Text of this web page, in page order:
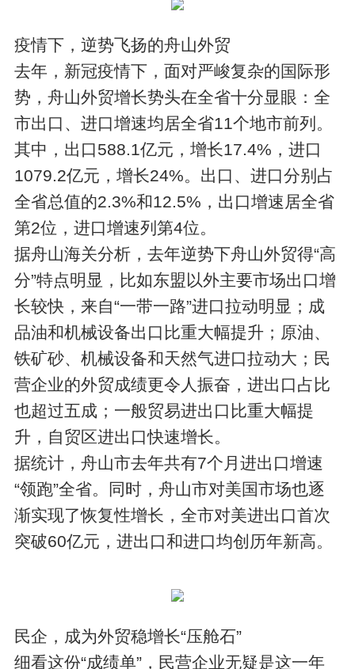
疫情下，逆势飞扬的舟山外贸
去年，新冠疫情下，面对严峻复杂的国际形
势，舟山外贸增长势头在全省十分显眼：全
市出口、进口增速均居全省11个地市前列。
其中，出口588.1亿元，增长17.4%，进口
1079.2亿元，增长24%。出口、进口分别占
全省总值的2.3%和12.5%，出口增速居全省
第2位，进口增速列第4位。
据舟山海关分析，去年逆势下舟山外贸得“高
分”特点明显，比如东盟以外主要市场出口增
长较快，来自“一带一路”进口拉动明显；成
品油和机械设备出口比重大幅提升；原油、
铁矿砂、机械设备和天然气进口拉动大；民
营企业的外贸成绩更令人振奋，进出口占比
也超过五成；一般贸易进出口比重大幅提
升，自贸区进出口快速增长。
据统计，舟山市去年共有7个月进出口增速
“领跑”全省。同时，舟山市对美国市场也逐
渐实现了恢复性增长，全市对美进出口首次
突破60亿元，进出口和进口均创历年新高。
民企，成为外贸稳增长“压舱石”
细看这份“成绩单”，民营企业无疑是这一年